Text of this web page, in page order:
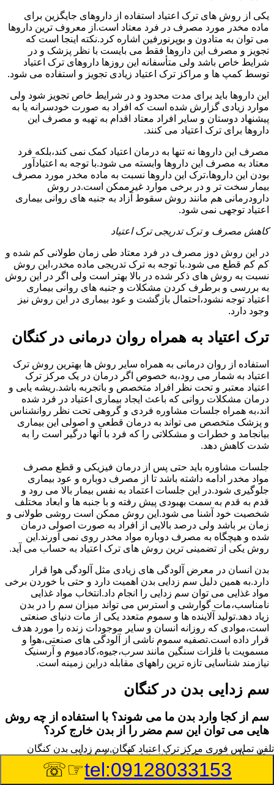
یکی از روش های ترک اعتیاد استفاده از داروهای جایگزین برای
ماده مخدر مورد مصرف در فرد معتاد است.از معروف ترین داروها
می توان به متادون و بوپرنورفین اشاره کرد.نکته اینجا است که
تجویز و مصرف این داروها فقط می بایست با نظر پزشک و در
شرایط خاص باشد ولی متأسفانه این روزها داروهای ترک اعتیاد
توسط کمپ ها و مراکز ترک اعتیاد زیادی تجویز و استفاده می شود.
این داروها باید برای مدت محدود و در شرایط خاص تجویز شود ولی
موارد زیادی گزارش شده است که افراد به صورت خودسرانه یا به
پیشنهاد دوستان و سایر افراد معتاد اقدام به تهیه و مصرف این
داروها برای ترک اعتیاد می کنند.
مصرف این داروها نه تنها به درمان اعتیاد کمک نمی کند،بلکه فرد
معتاد به مصرف این داروها وابسته می شود.با توجه به اعتیادآور
بودن این داروها،ترک این داروها نسبت به ماده مخدر مورد مصرف
بیمار سخت تر و در برخی موارد غیرممکن است.در روش
دارودرمانی هم مانند روش سقوط آزاد به جنبه های روانی بیماری
اعتیاد توجهی نمی شود.
کاهش مصرف و ترک تدریجی ترک اعتیاد
در این روش دوز مصرف در فرد معتاد طی زمان طولانی کم شده و
کم کم قطع می شود.با توجه به ترک تدریجی ماده مخدر،این روش
نسبت به روش های ذکر شده در بالا بهتر است ولی اگر در این روش
به بررسی و برطرف کردن مشکلات و جنبه های روانی بیماری
اعتیاد توجه نشود،احتمال بازگشت و عود بیماری در این روش نیز
وجود دارد.
ترک اعتیاد به همراه روان درمانی در کنگان
استفاده از روان درمانی به همراه سایر روش ها بهترین روش ترک
اعتیاد به شمار می رود،به خصوص اگر درمان در یک مرکز ترک
اعتیاد معتبر و تحت نظر افراد متخصص و باتجربه باشد.ریشه یابی و
درمان مشکلات روانی که باعث ایجاد بیماری اعتیاد در فرد شده
اند،به همراه جلسات مشاوره فردی و گروهی تحت نظر روانشناس
و پزشک متخصص می تواند به درمان قطعی و اصولی این بیماری
بیانجامد و خطرات و مشکلاتی را که فرد با آنها درگیر است را به
شدت کاهش دهد.
جلسات مشاوره باید حتی پس از درمان فیزیکی و قطع مصرف
مواد مخدر ادامه داشته باشد تا از مصرف دوباره و عود بیماری
جلوگیری شود.در این جلسات اعتماد به نفس بیمار بالا می رود و
قدم به قدم به سمت بهبودی پیش رفته و با جنبه ها و ابعاد مختلف
شخصیت خود آشنا می شود.این روش ممکن است روشی طولانی و
زمان بر باشد ولی درصد بالایی از افراد به صورت اصولی درمان
شده و هیچگاه به مصرف دوباره مواد مخدر روی نمی آورند.این
روش یکی از تضمینی ترین روش های ترک اعتیاد به حساب می آید.
بدن انسان در معرض آلودگی های زیادی مثل آلودگی هوا قرار
دارد.به همین دلیل سم زدایی بدن اهمیت دارد و حتی با خوردن برخی
مواد غذایی می توان سم زدایی را انجام داد.انتخاب مواد غذایی
نامناسب،مات گوارشی و استرس می تواند میزان سم را در بدن
زیاد دهد.تولید آلاینده ها و سموم متعدد یکی از مات دنیای صنعتی
است،موادی که روزانه انسان و سایر موجودات زنده را مورد هدف
قرار داده است.تصفیه سموم ناشی از آلودگی های صنعتی،هوا و
مسمویت با فلزات سنگین مانند سرب،جیوه،کادمیوم و آرسنیک
نیازمند شناسایی تازه ترین راههای مقابله دراین زمینه است.
سم زدایی بدن در کنگان
سم از کجا وارد بدن ما می شوند؟ با استفاده از چه روش
هایی می توان این سم مضر را از بدن خارج کرد؟
بطور کلی سم موجود در بدن به دو گروه عمده تقسیم می
شوند.بخش بزرگی از این سموم مثل مواد به جا مانده از سموم
گیاهی و آفت کش ها،فلزات سنگین ناشی از آلودگی هوا،انواع
تلفن تماس فوری مرکز ترک اعتیاد کنگان,سم زدایی بدن کنگان
tel:09128033153
☞☏